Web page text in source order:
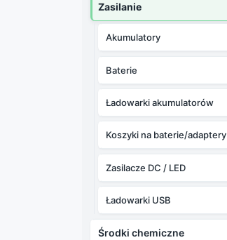
Zasilanie
Akumulatory
Baterie
Ładowarki akumulatorów
Koszyki na baterie/adaptery
Zasilacze DC / LED
Ładowarki USB
Środki chemiczne